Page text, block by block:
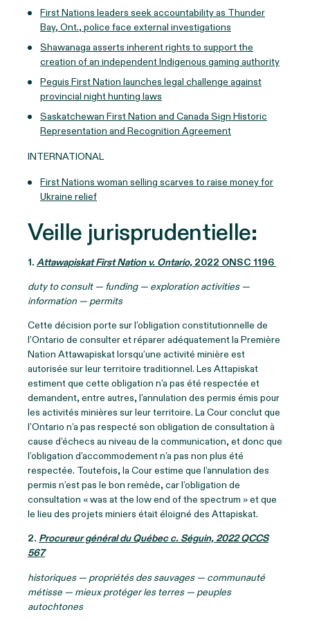
First Nations leaders seek accountability as Thunder
Bay, Ont., police face external investigations
Shawanaga asserts inherent rights to support the
creation of an independent Indigenous gaming authority
Peguis First Nation launches legal challenge against
provincial night hunting laws
Saskatchewan First Nation and Canada Sign Historic
Representation and Recognition Agreement
INTERNATIONAL
First Nations woman selling scarves to raise money for
Ukraine relief
Veille jurisprudentielle:
1. Attawapiskat First Nation v. Ontario, 2022 ONSC 1196
duty to consult — funding — exploration activities —
information — permits
Cette décision porte sur l’obligation constitutionnelle de
l’Ontario de consulter et réparer adéquatement la Première
Nation Attawapiskat lorsqu’une activité minière est
autorisée sur leur territoire traditionnel. Les Attapiskat
estiment que cette obligation n’a pas été respectée et
demandent, entre autres, l’annulation des permis émis pour
les activités minières sur leur territoire. La Cour conclut que
l’Ontario n’a pas respecté son obligation de consultation à
cause d’échecs au niveau de la communication, et donc que
l’obligation d’accommodement n’a pas non plus été
respectée. Toutefois, la Cour estime que l’annulation des
permis n’est pas le bon remède, car l’obligation de
consultation « was at the low end of the spectrum » et que
le lieu des projets miniers était éloigné des Attapiskat.
2. Procureur général du Québec c. Séguin, 2022 QCCS
567
historiques — propriétés des sauvages — communauté
métisse — mieux protéger les terres — peuples
autochtones